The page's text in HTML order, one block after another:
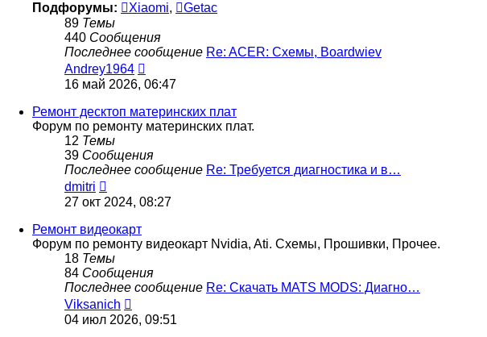
Подфорумы:
Xiaomi,
Getac
89 Темы
440 Сообщения
Последнее сообщение Re: ACER: Схемы, Boardwiev
Andrey1964
к
сообщению
16 май 2026, 06:47
Ремонт десктоп материнских плат
Форум по ремонту материнских плат.
12 Темы
39 Сообщения
Последнее сообщение Re: Требуется диагностика и в…
dmitri
к
сообщению
27 окт 2024, 08:27
Ремонт видеокарт
Форум по ремонту видеокарт Nvidia, Ati. Схемы, Прошивки, Прочее.
18 Темы
84 Сообщения
Последнее сообщение Re: Скачать MATS MODS: Диагно…
Viksanich
к
04 июл 2026, 09:51